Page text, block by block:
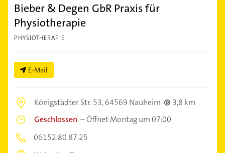
Bieber & Degen GbR Praxis für
Physiotherapie
PHYSIOTHERAPIE
E-Mail
Königstädter Str. 53,64569 Nauheim
3,8 km
Geschlossen –Öffnet Montag um 07:00
06152 80 87 25